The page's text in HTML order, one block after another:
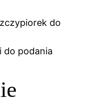
do
do podania